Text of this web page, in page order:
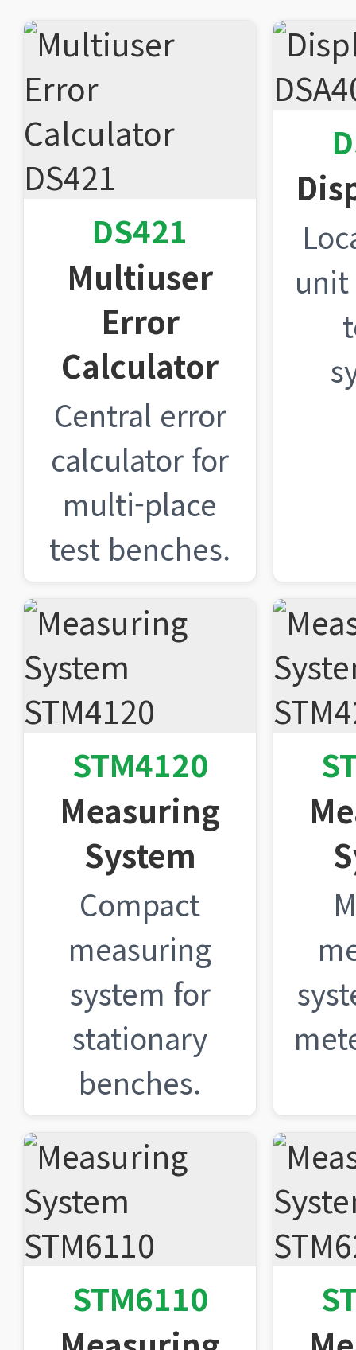
DS421
Multiuser
Error
Calculator
Central error
calculator for
multi-place
test benches.
STM4120
Measuring
System
Compact
measuring
system for
stationary
benches.
STM6110